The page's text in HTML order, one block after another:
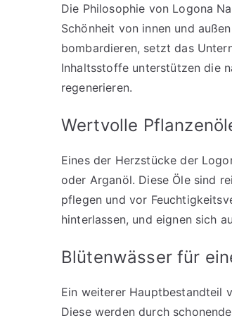
Die Philosophie von Logona
Schönheit von innen und
bombardieren, setzt das
Inhaltsstoffe unterstützen die
regenerieren.
Wertvolle
Eines der Herzstücke der
oder Arganöl. Diese Öle sind
pflegen und vor
hinterlassen, und eignen sich
Blütenwässer für
Ein weiterer Hauptbestandteil
Diese werden durch